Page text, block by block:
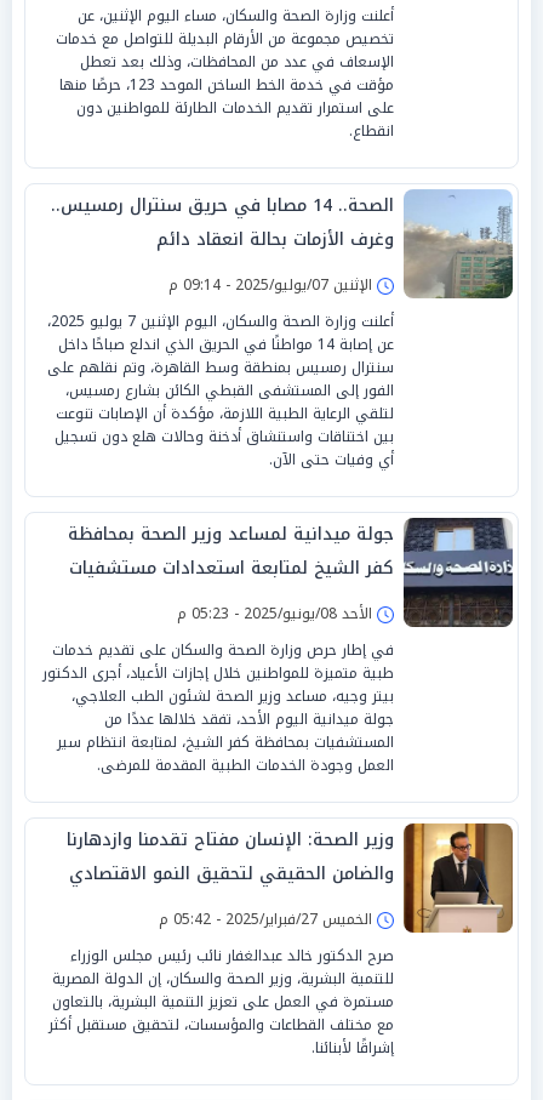
أعلنت وزارة الصحة والسكان، مساء اليوم الإثنين، عن
تخصيص مجموعة من الأرقام البديلة للتواصل مع خدمات
الإسعاف في عدد من المحافظات، وذلك بعد تعطل
مؤقت في خدمة الخط الساخن الموحد 123، حرصًا منها
على استمرار تقديم الخدمات الطارئة للمواطنين دون
انقطاع.
الصحة.. 14 مصابا في حريق سنترال رمسيس..
وغرف الأزمات بحالة انعقاد دائم
الإثنين 07/يوليو/2025 - 09:14 م
أعلنت وزارة الصحة والسكان، اليوم الإثنين 7 يوليو 2025،
عن إصابة 14 مواطنًا في الحريق الذي اندلع صباحًا داخل
سنترال رمسيس بمنطقة وسط القاهرة، وتم نقلهم على
الفور إلى المستشفى القبطي الكائن بشارع رمسيس،
لتلقي الرعاية الطبية اللازمة، مؤكدة أن الإصابات تنوعت
بين اختناقات واستنشاق أدخنة وحالات هلع دون تسجيل
أي وفيات حتى الآن.
جولة ميدانية لمساعد وزير الصحة بمحافظة
كفر الشيخ لمتابعة استعدادات مستشفيات
العلاجي
الأحد 08/يونيو/2025 - 05:23 م
في إطار حرص وزارة الصحة والسكان على تقديم خدمات
طبية متميزة للمواطنين خلال إجازات الأعياد، أجرى الدكتور
بيتر وجيه، مساعد وزير الصحة لشئون الطب العلاجي،
جولة ميدانية اليوم الأحد، تفقد خلالها عددًا من
المستشفيات بمحافظة كفر الشيخ، لمتابعة انتظام سير
العمل وجودة الخدمات الطبية المقدمة للمرضى.
وزير الصحة: الإنسان مفتاح تقدمنا وازدهارنا
والضامن الحقيقي لتحقيق النمو الاقتصادي
والاجتماعي
الخميس 27/فبراير/2025 - 05:42 م
صرح الدكتور خالد عبدالغفار نائب رئيس مجلس الوزراء
للتنمية البشرية، وزير الصحة والسكان، إن الدولة المصرية
مستمرة في العمل على تعزيز التنمية البشرية، بالتعاون
مع مختلف القطاعات والمؤسسات، لتحقيق مستقبل أكثر
إشراقًا لأبنائنا.